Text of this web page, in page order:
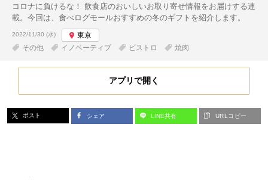
コロナに負けるな！ 飲食店のおいしいお取り寄せ情報をお届けする連
載。今回は、食べログモールおすすめの冬のギフトを紹介します。
投稿日:
2022/11/30 (水)
東京
その他
イノベーティブ ビストロ 焼肉
アプリで開く
ポスト シェア LINE共有 URLコピー